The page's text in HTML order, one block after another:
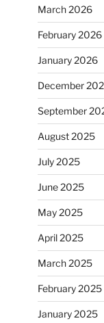
March 2026
February 2026
January 2026
December
September
August 2025
July 2025
June 2025
May 2025
April 2025
March 2025
February 2025
January 2025